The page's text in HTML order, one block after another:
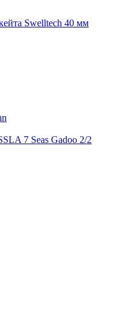
Swelltech 40 мм
7 Seas Gadoo 2/2